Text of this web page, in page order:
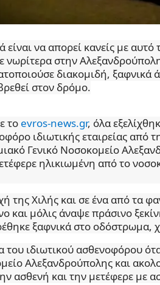
είναι να απορεί κανείς με
νωρίτερα στην
διακομιδή, ξαφνικά
στον δρόμο.
το evros-news.gr, όλα
ιδιωτικής εταιρείας
Γενικό Νοσοκομείο
ηλικιωμένη από το
της Χιλής και σε ένα από τα
και μόλις άναψε πράσινο
ξαφνικά στο οδόστρωμα,
ιδιωτικού ασθενοφόρου
Αλεξανδρούπολης και
ασθενή και την μετέφερε με